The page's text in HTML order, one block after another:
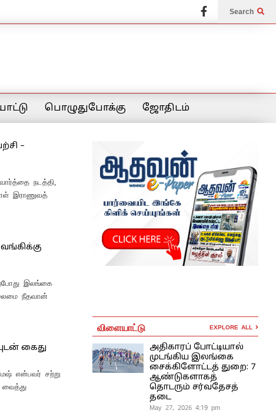
Search
பொழுதுபோக்கு ஜோதிடம்
–
நடத்தி,
இராணுவத்
இலங்கை
நீதவான்
கைது
என்பவர் சற்று
வைத்து
விளையாட்டு EXPLORE ALL
அதிகாரப் போட்டியால்
முடங்கிய இலங்கை
சைக்கிளோட்டத் துறை: 7
ஆண்டுகளாகத்
தொடரும் சர்வதேசத்
தடை
May 27, 2026 4:19 pm